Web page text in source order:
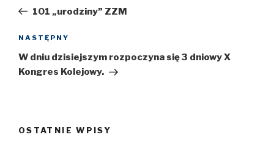
wpis101 „urodziny” ZZM
Następny
wpis
NASTĘPNY
W dniu dzisiejszym rozpoczyna się 3 dniowy X
Kongres Kolejowy.
OSTATNIE WPISY